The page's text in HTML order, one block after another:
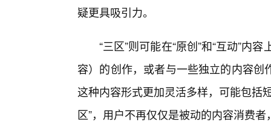
疑更具吸引力。
“三区”则可能在“原创”和“互动”内
容）的创作，或者与一些独立的内容
这种内容形式更加灵活多样，可能包括
区”，用户不再仅仅是被动的内容消费